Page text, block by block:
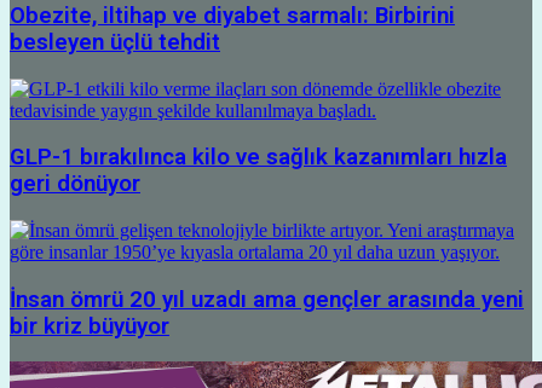
Obezite, iltihap ve diyabet sarmalı: Birbirini
besleyen üçlü tehdit
GLP-1 bırakılınca kilo ve sağlık kazanımları hızla
geri dönüyor
İnsan ömrü 20 yıl uzadı ama gençler arasında yeni
bir kriz büyüyor